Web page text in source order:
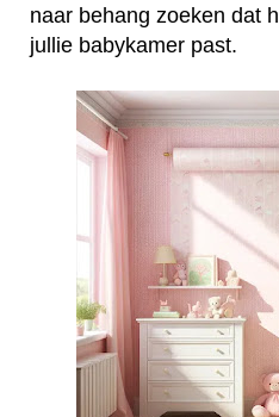
naar behang zoeken dat
jullie babykamer past.